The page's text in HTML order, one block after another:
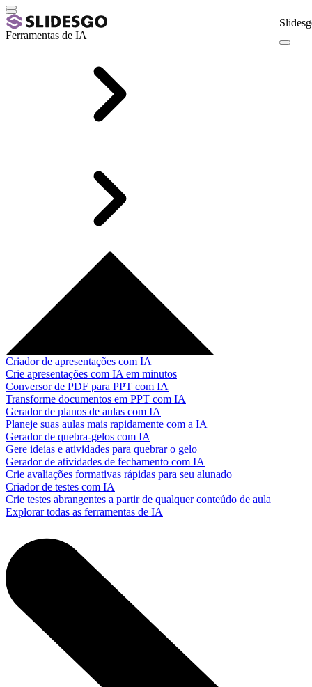
Ferramentas de IA
Criador de apresentações com IA
Crie apresentações com IA em minutos
Conversor de PDF para PPT com IA
Transforme documentos em PPT com IA
Gerador de planos de aulas com IA
Planeje suas aulas mais rapidamente com a IA
Gerador de quebra-gelos com IA
Gere ideias e atividades para quebrar o gelo
Gerador de atividades de fechamento com IA
Crie avaliações formativas rápidas para seu alunado
Criador de testes com IA
Crie testes abrangentes a partir de qualquer conteúdo de aula
Explorar todas as ferramentas de IA